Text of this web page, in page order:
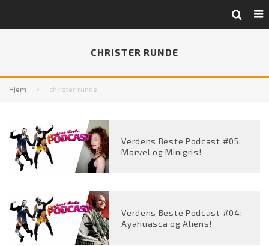
CHRISTER RUNDE
Hjem christer runde
Verdens Beste Podcast #05:
Marvel og Minigris!
Verdens Beste Podcast #04:
Ayahuasca og Aliens!